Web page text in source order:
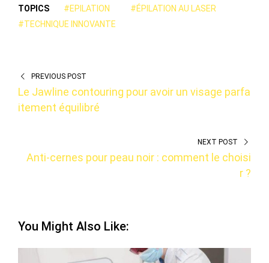
TOPICS #EPILATION
#ÉPILATION AU LASER
#TECHNIQUE INNOVANTE
PREVIOUS POST
Le Jawline contouring pour avoir un visage parfa
itement équilibré
NEXT POST
Anti-cernes pour peau noir : comment le choisi
r ?
You Might Also Like: